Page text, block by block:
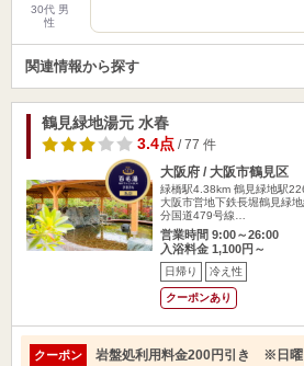
30代 男
性
関連情報から探す
鶴見緑地湯元 水春
3.4点/ 77 件
大阪府 / 大阪市鶴見区
緑橋駅4.38km 鶴見緑地駅
大阪市営地下鉄長堀鶴見緑
分国道479号線…
営業時間 9:00～26:00
入浴料金 1,100円～
日帰り 冷え性
クーポンあり
クーポン 岩盤処利用料金200円引き ※日曜